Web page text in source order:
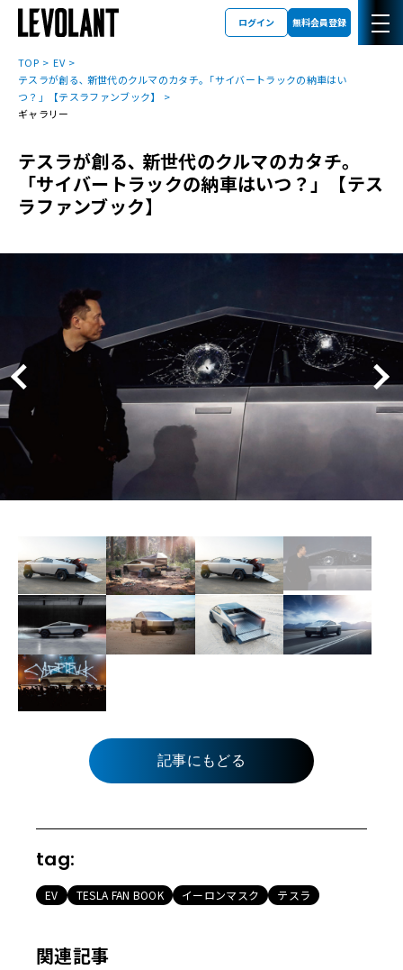
ログイン 無料会員登録
TOP
EV
テスラが創る､ 新世代のクルマのカタチ｡「サイバートラックの納車はい
つ？」【テスラファンブック】
ギャラリー
テスラが創る､ 新世代のクルマのカタチ｡
「サイバートラックの納車はいつ？」【テス
ラファンブック】
記事にもどる
tag:
EV TESLA FAN BOOK イーロンマスク テスラ
関連記事